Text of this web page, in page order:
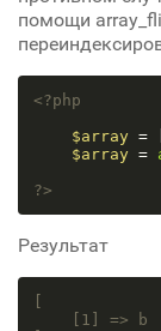
помощи
<?php
$array = [
$array =
?>
Результат
[1]
=> b